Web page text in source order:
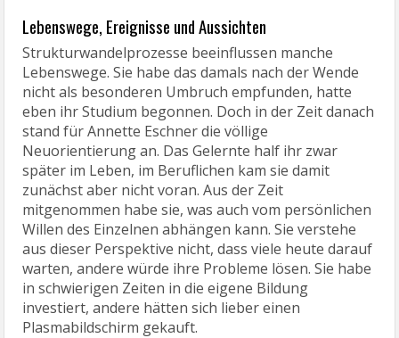
Lebenswege, Ereignisse und Aussichten
Strukturwandelprozesse beeinflussen manche
Lebenswege. Sie habe das damals nach der Wende
nicht als besonderen Umbruch empfunden, hatte
eben ihr Studium begonnen. Doch in der Zeit danach
stand für Annette Eschner die völlige
Neuorientierung an. Das Gelernte half ihr zwar
später im Leben, im Beruflichen kam sie damit
zunächst aber nicht voran. Aus der Zeit
mitgenommen habe sie, was auch vom persönlichen
Willen des Einzelnen abhängen kann. Sie verstehe
aus dieser Perspektive nicht, dass viele heute darauf
warten, andere würde ihre Probleme lösen. Sie habe
in schwierigen Zeiten in die eigene Bildung
investiert, andere hätten sich lieber einen
Plasmabildschirm gekauft.